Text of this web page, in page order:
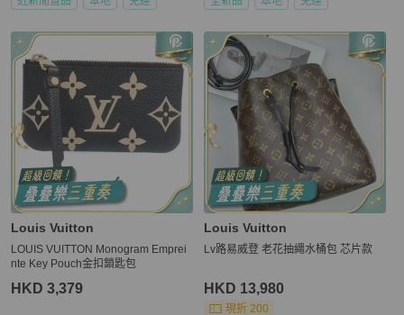
Louis Vuitton
LOUIS VUITTON Monogram Emprei
nte Key Pouch金扣鎖匙包
HKD 3,379
Louis Vuitton
Lv路易威登 老花抽繩水桶包 芯片款
HKD 13,980
現折 200